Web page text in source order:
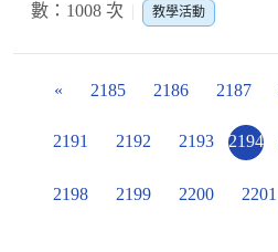
數：1008 次
教學活動
« 2185 2186 2187
2191 2192 2193 2194
2198 2199 2200 2201